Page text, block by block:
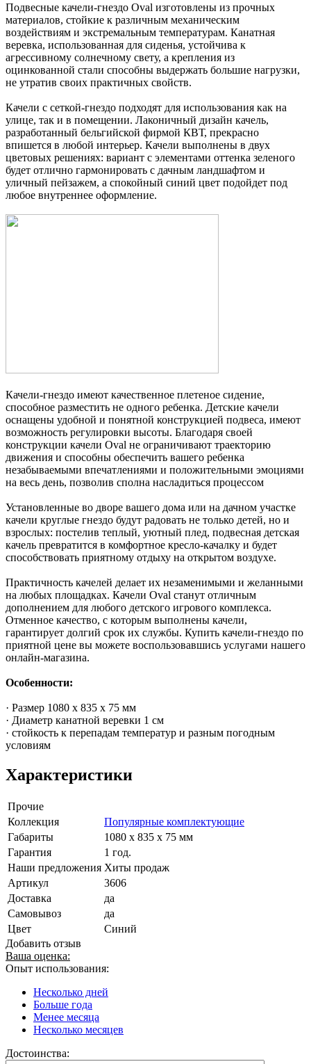
Подвесные качели-гнездо Oval изготовлены из прочных
материалов, стойкие к различным механическим
воздействиям и экстремальным температурам. Канатная
веревка, использованная для сиденья, устойчива к
агрессивному солнечному свету, а крепления из
оцинкованной стали способны выдержать большие нагрузки,
не утратив своих практичных свойств.
Качели с сеткой-гнездо подходят для использования как на
улице, так и в помещении. Лаконичный дизайн качель,
разработанный бельгийской фирмой КВТ, прекрасно
впишется в любой интерьер. Качели выполнены в двух
цветовых решениях: вариант с элементами оттенка зеленого
будет отлично гармонировать с дачным ландшафтом и
уличный пейзажем, а спокойный синий цвет подойдет под
любое внутреннее оформление.
Качели-гнездо имеют качественное плетеное сидение,
способное разместить не одного ребенка. Детские качели
оснащены удобной и понятной конструкцией подвеса, имеют
возможность регулировки высоты. Благодаря своей
конструкции качели Oval не ограничивают траекторию
движения и способны обеспечить вашего ребенка
незабываемыми впечатлениями и положительными эмоциями
на весь день, позволив сполна насладиться процессом
Установленные во дворе вашего дома или на дачном участке
качели круглые гнездо будут радовать не только детей, но и
взрослых: постелив теплый, уютный плед, подвесная детская
качель превратится в комфортное кресло-качалку и будет
способствовать приятному отдыху на открытом воздухе.
Практичность качелей делает их незаменимыми и желанными
на любых площадках. Качели Oval станут отличным
дополнением для любого детского игрового комплекса.
Отменное качество, с которым выполнены качели,
гарантирует долгий срок их службы. Купить качели-гнездо по
приятной цене вы можете воспользовавшись услугами нашего
онлайн-магазина.
Особенности:
· Размер 1080 x 835 x 75 мм
· Диаметр канатной веревки 1 см
· стойкость к перепадам температур и разным погодным
условиям
Характеристики
Прочие
Коллекция
Популярные комплектующие
Габариты
1080 x 835 x 75 мм
Гарантия
1 год.
Наши предложения Хиты продаж
Артикул
3606
Доставка
да
Самовывоз
да
Цвет
Синий
Добавить отзыв
Ваша оценка:
Опыт использования:
Несколько дней
Больше года
Менее месяца
Несколько месяцев
Достоинства: